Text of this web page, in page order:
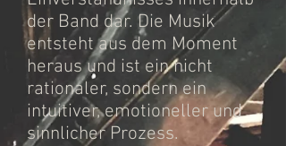
der Band dar. Die Musik
entsteht aus dem Moment
heraus und ist ein nicht
rationaler, sondern ein
intuitiver, emotioneller und
sinnlicher Prozess.